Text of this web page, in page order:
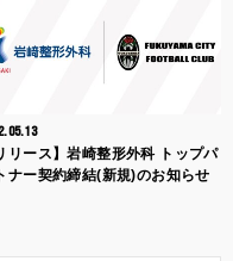
リース】岩崎整形外科 トップパ
ナー契約締結(新規)のお知らせ